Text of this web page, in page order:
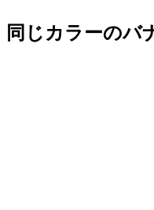
同じカラーのバ